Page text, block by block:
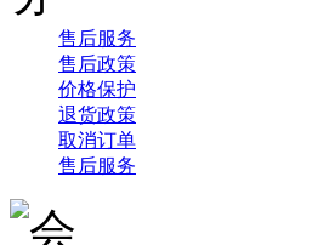
售后服务
售后政策
价格保护
退货政策
取消订单
售后服务